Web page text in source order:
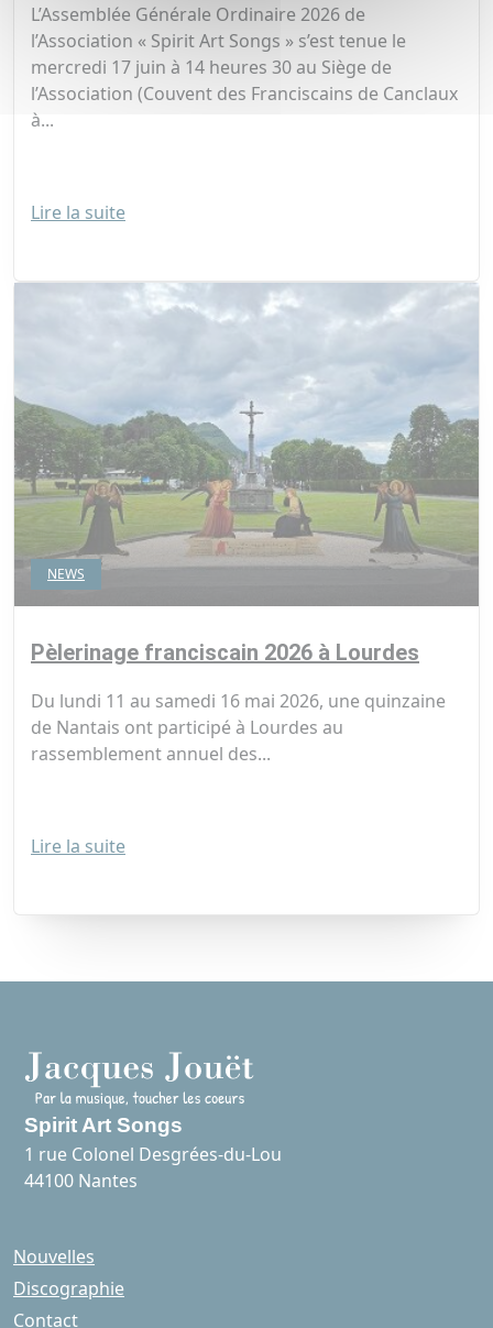
L’Assemblée Générale Ordinaire 2026 de
l’Association « Spirit Art Songs » s’est tenue le
mercredi 17 juin à 14 heures 30 au Siège de
l’Association (Couvent des Franciscains de Canclaux
à...
Lire la suite
NEWS
Pèlerinage franciscain 2026 à Lourdes
Du lundi 11 au samedi 16 mai 2026, une quinzaine
de Nantais ont participé à Lourdes au
rassemblement annuel des...
Lire la suite
Spirit Art Songs
1 rue Colonel Desgrées-du-Lou
44100 Nantes
Nouvelles
Discographie
Contact